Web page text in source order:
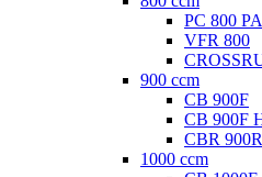
PC 800
VFR 800
900 ccm
CB 900F
CB 900F
CBR
1000 ccm